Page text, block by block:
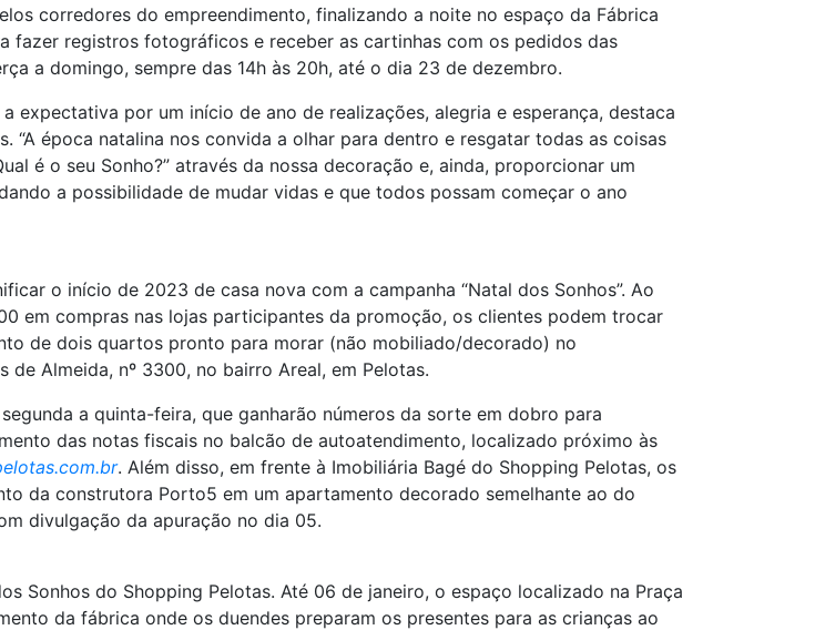
corredores do empreendimento, finalizando a noite no espaço da Fábrica
fazer registros fotográficos e receber as cartinhas com os pedidos das
a domingo, sempre das 14h às 20h, até o dia 23 de dezembro.
expectativa por um início de ano de realizações, alegria e esperança, destaca
“A época natalina nos convida a olhar para dentro e resgatar todas as coisas
é o seu Sonho?” através da nossa decoração e, ainda, proporcionar um
a possibilidade de mudar vidas e que todos possam começar o ano
o início de 2023 de casa nova com a campanha “Natal dos Sonhos”. Ao
em compras nas lojas participantes da promoção, os clientes podem trocar
de dois quartos pronto para morar (não mobiliado/decorado) no
de Almeida, nº 3300, no bairro Areal, em Pelotas.
a quinta-feira, que ganharão números da sorte em dobro para
das notas fiscais no balcão de autoatendimento, localizado próximo às
. Além disso, em frente à Imobiliária Bagé do Shopping Pelotas, os
da construtora Porto5 em um apartamento decorado semelhante ao do
divulgação da apuração no dia 05.
Sonhos do Shopping Pelotas. Até 06 de janeiro, o espaço localizado na Praça
da fábrica onde os duendes preparam os presentes para as crianças ao